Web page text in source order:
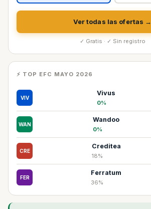
Ver todas las ofertas →
✓ Gratis · ✓ Sin registro
⚡ TOP EFC MAYO 2026
VIV
Vivus
0%
WAN
Wandoo
0%
CRE
Creditea
18%
FER
Ferratum
36%